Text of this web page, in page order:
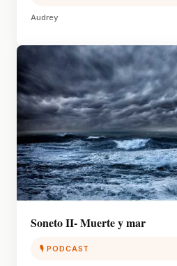
Audrey
Soneto II- Muerte y mar
🎙 PODCAST